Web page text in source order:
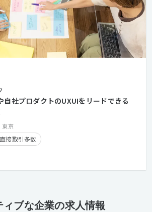
自社プロダクトのUXUIをリードできる
東京
接取引多数
ィブな企業の求人情報